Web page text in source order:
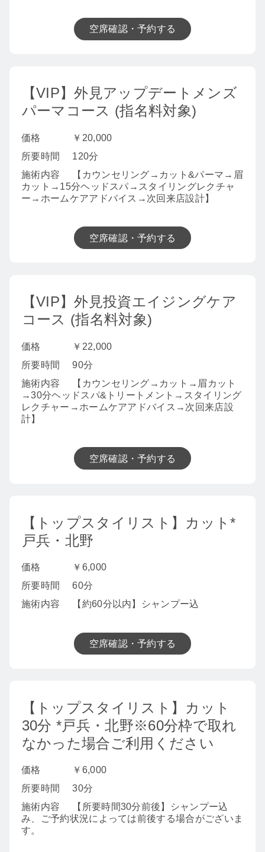
空席確認・予約する
【VIP】外見アップデートメンズ
パーマコース (指名料対象)
価格
￥20,000
所要時間
120分
施術内容
【カウンセリング→カット&パーマ→眉
カット→15分ヘッドスパ→スタイリングレクチャ
ー→ホームケアアドバイス→次回来店設計】
空席確認・予約する
【VIP】外見投資エイジングケア
コース (指名料対象)
価格
￥22,000
所要時間
90分
施術内容
【カウンセリング→カット→眉カット
→30分ヘッドスパ&トリートメント→スタイリング
レクチャー→ホームケアアドバイス→次回来店設
計】
空席確認・予約する
【トップスタイリスト】カット*
戸兵・北野
価格
￥6,000
所要時間
60分
施術内容
【約60分以内】シャンプー込
空席確認・予約する
【トップスタイリスト】カット
30分 *戸兵・北野※60分枠で取れ
なかった場合ご利用ください
価格
￥6,000
所要時間
30分
施術内容
【所要時間30分前後】シャンプー込
み、ご予約状況によっては前後する場合がございま
す。